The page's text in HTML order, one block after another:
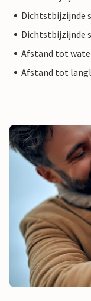
Dichtstbijzijnde
Dichtstbijzijnde
Afstand tot
Afstand tot